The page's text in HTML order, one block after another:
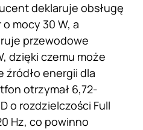
deklaruje obsługę
mocy 30 W, a
przewodowe
dzięki czemu może
źródło energii dla
otrzymał 6,72-
o rozdzielczości Full
Hz, co powinno